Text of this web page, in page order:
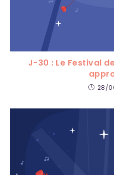
J-30 : Le Festival
28/